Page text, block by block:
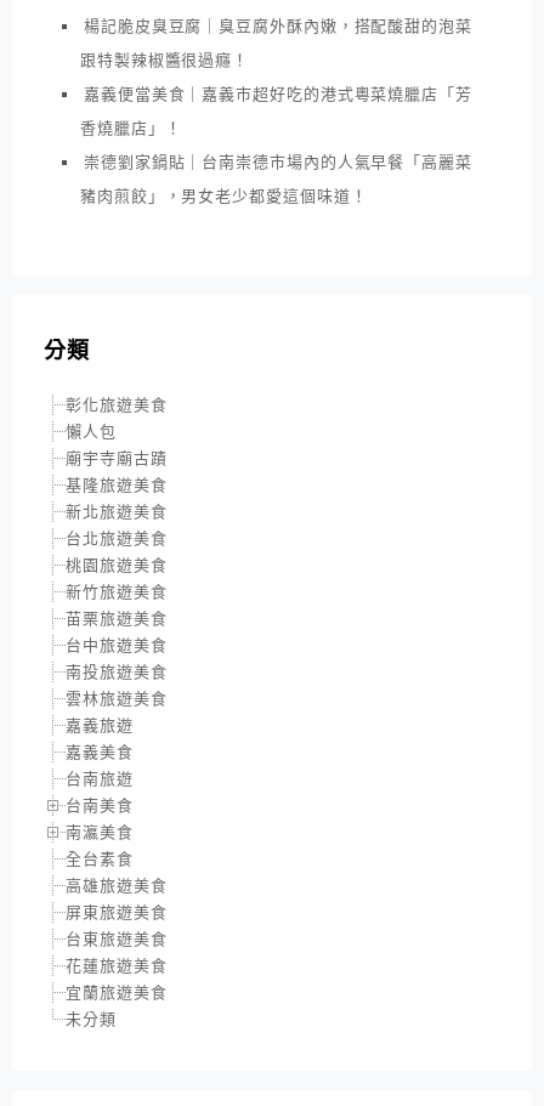
楊記脆皮臭豆腐｜臭豆腐外酥內嫩，搭配酸甜的泡菜
跟特製辣椒醬很過癮！
嘉義便當美食｜嘉義市超好吃的港式粵菜燒臘店「芳
香燒臘店」！
崇德劉家鍋貼｜台南崇德市場內的人氣早餐「高麗菜
豬肉煎餃」，男女老少都愛這個味道！
分類
彰化旅遊美食
懶人包
廟宇寺廟古蹟
基隆旅遊美食
新北旅遊美食
台北旅遊美食
桃園旅遊美食
新竹旅遊美食
苗栗旅遊美食
台中旅遊美食
南投旅遊美食
雲林旅遊美食
嘉義旅遊
嘉義美食
台南旅遊
台南美食
南瀛美食
全台素食
高雄旅遊美食
屏東旅遊美食
台東旅遊美食
花蓮旅遊美食
宜蘭旅遊美食
未分類